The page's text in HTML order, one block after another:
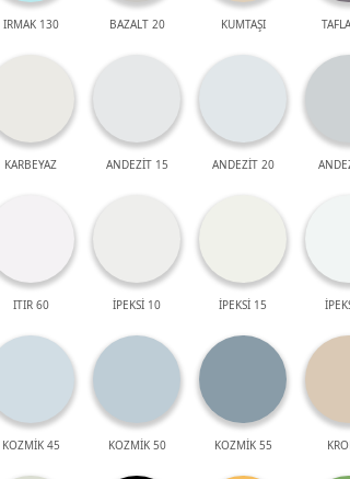
IRMAK 130 BAZALT 20 KUMTAŞI
KARBEYAZ ANDEZİT 15 ANDEZİT 20
ITIR 60 İPEKSİ 10 İPEKSİ 15
KOZMİK 45 KOZMİK 50 KOZMİK 55